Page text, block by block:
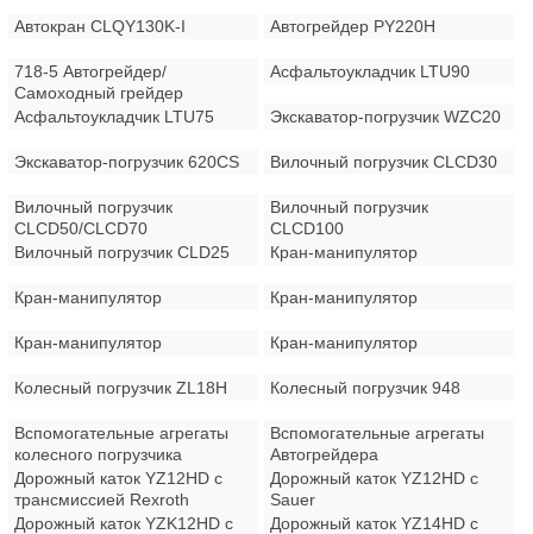
Автокран CLQY130K-I Автогрейдер PY220H
718-5 Автогрейдер/
Самоходный грейдер
Асфальтоукладчик LTU90
Асфальтоукладчик LTU75 Экскаватор-погрузчик WZC20
Экскаватор-погрузчик 620CS Вилочный погрузчик CLCD30
Вилочный погрузчик
CLCD50/CLCD70
Вилочный погрузчик
CLCD100
Вилочный погрузчик CLD25
Кран-манипулятор
Кран-манипулятор Кран-манипулятор
Кран-манипулятор Кран-манипулятор
Колесный погрузчик ZL18H Колесный погрузчик 948
Вспомогательные агрегаты
колесного погрузчика
Вспомогательные агрегаты
Автогрейдера
Дорожный каток YZ12HD с
трансмиссией Rexroth
Дорожный каток YZ12HD с
Sauer
Дорожный каток YZK12HD с
Дорожный каток YZ14HD с